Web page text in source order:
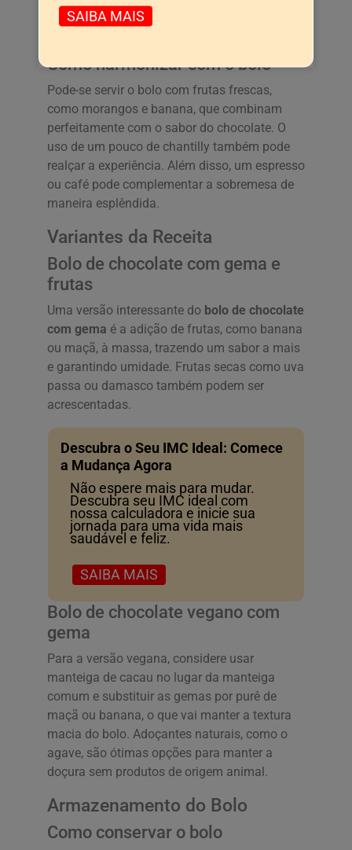
traz um toque especial e um sabor ainda mais
intenso ao bolo.
Como harmonizar com o bolo
Pode-se servir o bolo com frutas frescas,
como morangos e banana, que combinam
perfeitamente com o sabor do chocolate. O
uso de um pouco de chantilly também pode
realçar a experiência. Além disso, um espresso
ou café pode complementar a sobremesa de
maneira esplêndida.
Variantes da Receita
Bolo de chocolate com gema e
frutas
Uma versão interessante do bolo de chocolate
com gema é a adição de frutas, como banana
ou maçã, à massa, trazendo um sabor a mais
e garantindo umidade. Frutas secas como uva
passa ou damasco também podem ser
acrescentadas.
Descubra o Seu IMC Ideal: Comece
a Mudança Agora
Não espere mais para mudar.
Descubra seu IMC ideal com
nossa calculadora e inicie sua
jornada para uma vida mais
saudável e feliz.
SAIBA MAIS
Bolo de chocolate vegano com
gema
Para a versão vegana, considere usar
manteiga de cacau no lugar da manteiga
comum e substituir as gemas por purê de
maçã ou banana, o que vai manter a textura
macia do bolo. Adoçantes naturais, como o
agave, são ótimas opções para manter a
doçura sem produtos de origem animal.
Armazenamento do Bolo
Como conservar o bolo
SAIBA MAIS